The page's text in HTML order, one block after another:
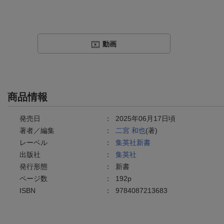
動画
商品情報
発売日 ： 2025年06月17日頃
著者／編集
： 二宮 和也(著)
レーベル
： 集英社新書
出版社
： 集英社
発行形態
： 新書
ページ数
： 192p
ISBN
： 9784087213683